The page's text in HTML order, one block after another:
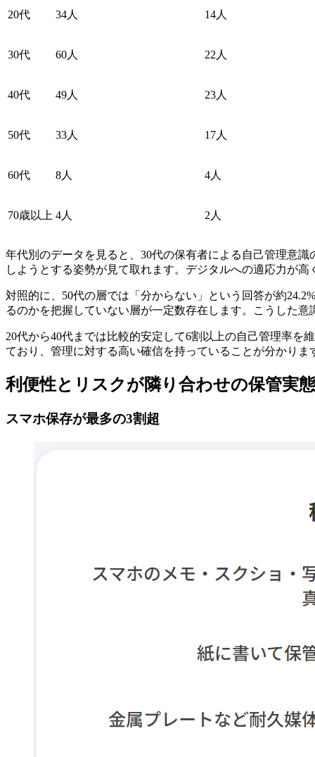
20代 34人 14人
30代 60人 22人
40代 49人 23人
50代 33人 17人
60代 8人 4人
70歳以上 4人 2人
年代別のデータを見ると、30代の保有者による自己管理意
しようとする姿勢が見て取れます。デジタルへの適応力が
対照的に、50代の層では「分からない」という回答が約
るのかを把握していない層が一定数存在します。こうした
20代から40代までは比較的安定して6割以上の自己管理率を
ており、管理に対する高い確信を持っていることが分かりま
利便性とリスクが隣り合わせの保管実態
スマホ保存が最多の3割超